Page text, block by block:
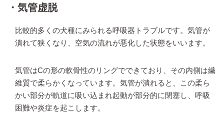
・気管虚脱
比較的多くの犬種にみられる呼吸器トラブルです。気管が
潰れて狭くなり、空気の流れが悪化した状態をいいます。
気管はCの形の軟骨性のリングでできており、その内側は繊
維質で柔らかくなっています。気管が潰れると、この柔ら
かい部分が軌道に吸い込まれ起動が部分的に閉塞し、呼吸
困難や炎症を起こします。